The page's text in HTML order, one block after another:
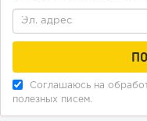
Соглашаюсь на
полезных писем.